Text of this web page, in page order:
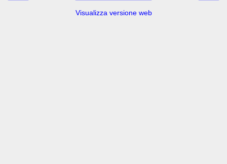
Visualizza versione web